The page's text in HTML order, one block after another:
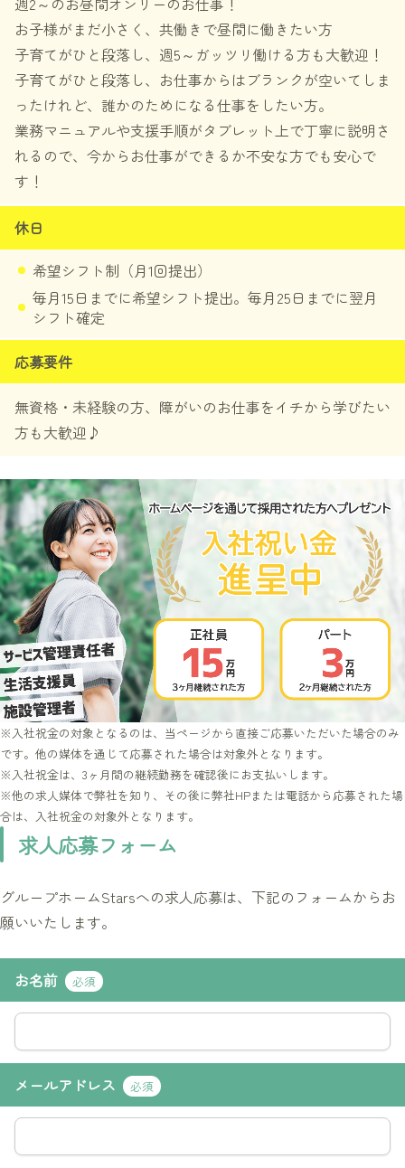
お子様がまだ小さく、共働きで昼間に働きたい方
子育てがひと段落し、週5～ガッツリ働ける方も大歓迎！
子育てがひと段落し、お仕事からはブランクが空いてしま
ったけれど、誰かのためになる仕事をしたい方。
業務マニュアルや支援手順がタブレット上で丁寧に説明さ
れるので、今からお仕事ができるか不安な方でも安心で
す！
休日
希望シフト制（月1回提出）
毎月15日までに希望シフト提出。毎月25日までに翌月
シフト確定
応募要件
無資格・未経験の方、障がいのお仕事をイチから学びたい
方も大歓迎♪
※入社祝金の対象となるのは、当ページから直接ご応募いただいた場合のみ
です。他の媒体を通じて応募された場合は対象外となります。
※入社祝金は、3ヶ月間の継続勤務を確認後にお支払いします。
※他の求人媒体で弊社を知り、その後に弊社HPまたは電話から応募された場
合は、入社祝金の対象外となります。
求人応募フォーム
グループホームStarsへの求人応募は、下記のフォームからお
願いいたします。
お名前 必須
メールアドレス 必須